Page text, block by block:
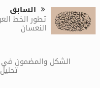
السابق
تطور الخط
النعسان
الشكل والمضمون في